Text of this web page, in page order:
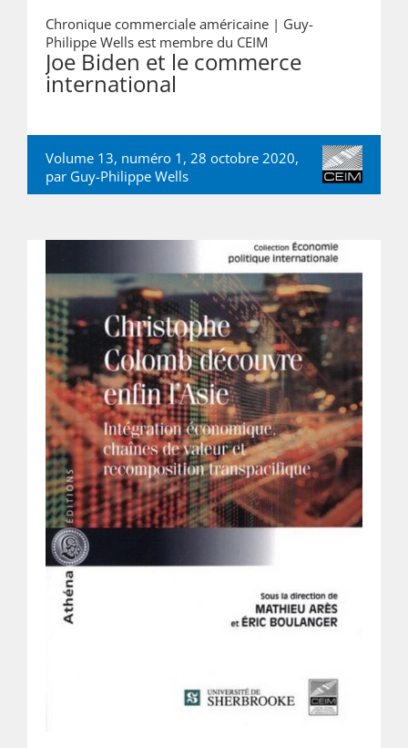
Chronique commerciale américaine | Guy-
Philippe Wells est membre du CEIM
Joe Biden et le commerce
international
Volume 13, numéro 1, 28 octobre 2020,
par Guy-Philippe Wells